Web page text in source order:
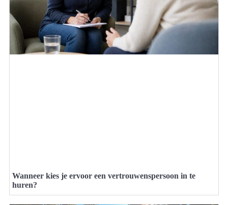
Wanneer kies je ervoor een vertrouwenspersoon in te
huren?